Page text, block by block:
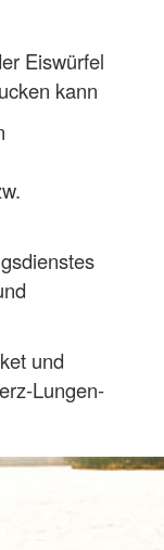
Eiswürfel
kann
und
Lungen-